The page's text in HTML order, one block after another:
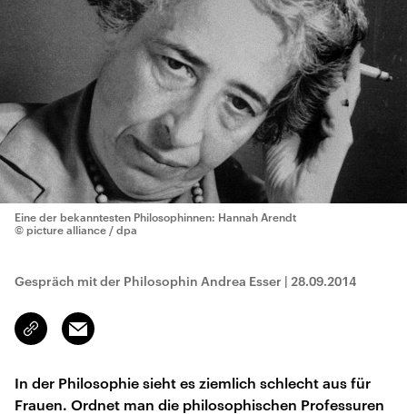
Eine der bekanntesten Philosophinnen: Hannah Arendt
© picture alliance / dpa
Gespräch mit der Philosophin Andrea Esser | 28.09.2014
Link
kopieren/teilen
Email
In der Philosophie sieht es ziemlich schlecht aus für
Frauen. Ordnet man die philosophischen Professuren